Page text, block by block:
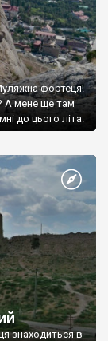
фортеця!
А мене ще там
до цього літа.
знаходиться в